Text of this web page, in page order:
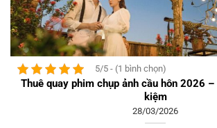
5/5 - (1 bình chọn)
Thuê quay phim chụp ảnh cầu hôn 2026
kiệm
28/03/2026